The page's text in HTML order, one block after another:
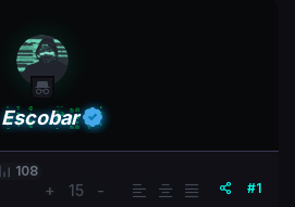
Escobar
108
+ 15 - #1